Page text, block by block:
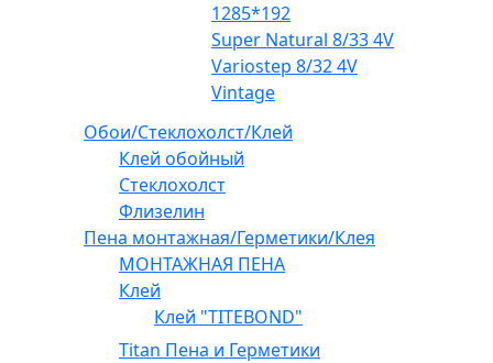
1285*192
Super Natural 8/33 4V
Variostep 8/32 4V
Vintage
Обои/Стеклохолст/Клей
Клей обойный
Стеклохолст
Флизелин
Пена монтажная/Герметики/Клея
МОНТАЖНАЯ ПЕНА
Клей
Клей "TITEBOND"
Titan Пена и Герметики